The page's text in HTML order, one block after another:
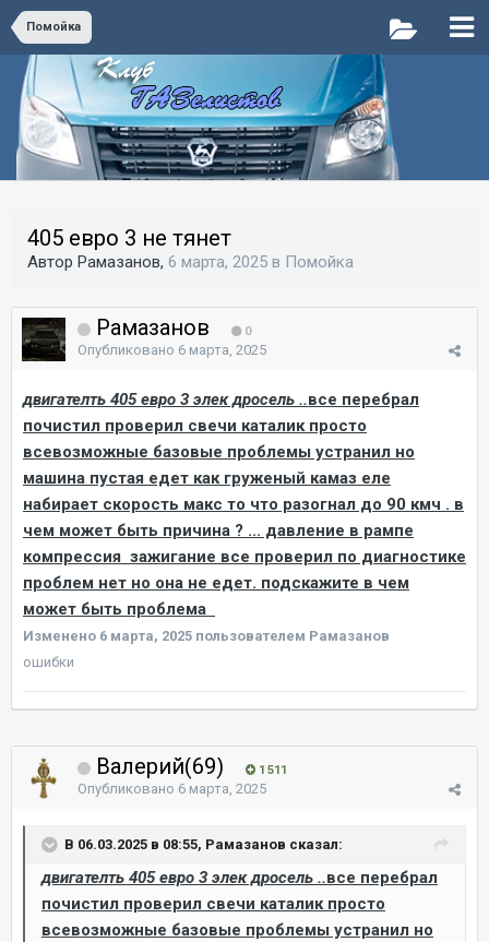
Помойка
405 евро 3 не тянет
Автор Рамазанов, 6 марта, 2025 в Помойка
Рамазанов 0
Опубликовано 6 марта, 2025
двигателть 405 евро 3 элек дросель ..все перебрал
почистил проверил свечи каталик просто
всевозможные базовые проблемы устранил но
машина пустая едет как груженый камаз еле
набирает скорость макс то что разогнал до 90 кмч . в
чем может быть причина ? ... давление в рампе
компрессия зажигание все проверил по диагностике
проблем нет но она не едет. подскажите в чем
может быть проблема
Изменено 6 марта, 2025 пользователем Рамазанов
ошибки
Валерий(69) 1 511
Опубликовано 6 марта, 2025
В 06.03.2025 в 08:55, Рамазанов сказал:
двигателть 405 евро 3 элек дросель ..все перебрал
почистил проверил свечи каталик просто
всевозможные базовые проблемы устранил но